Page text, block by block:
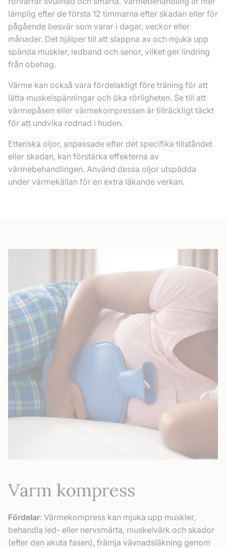
lämplig efter de första 12 timmarna efter skadan eller för
pågående besvär som varar i dagar, veckor eller
månader. Det hjälper till att slappna av och mjuka upp
spända muskler, ledband och senor, vilket ger lindring
från obehag.
Värme kan också vara fördelaktigt före träning för att
lätta muskelspänningar och öka rörligheten. Se till att
värmepåsen eller värmekompressen är tillräckligt täckt
för att undvika rodnad i huden.
Etteriska oljor, anpassade efter det specifika tillståndet
eller skadan, kan förstärka effekterna av
värmebehandlingen. Använd dessa oljor utspädda
under värmekällan för en extra läkande verkan.
Varm kompress
Fördelar: Värmekompress kan mjuka upp muskler,
behandla led- eller nervsmärta, muskelvärk och skador
(efter den akuta fasen), främja vävnadsläkning genom